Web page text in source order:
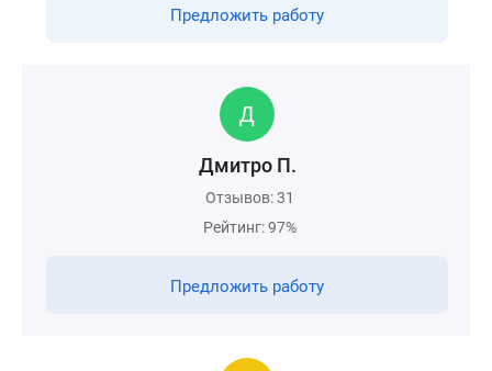
Предложить работу
Дмитро П.
Отзывов: 31
Рейтинг: 97%
Предложить работу